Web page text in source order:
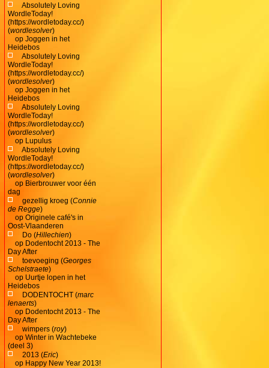
Absolutely Loving
WordleToday!
(https://wordletoday.cc/)
(wordlesolver)
op Joggen in het
Heidebos
Absolutely Loving
WordleToday!
(https://wordletoday.cc/)
(wordlesolver)
op Joggen in het
Heidebos
Absolutely Loving
WordleToday!
(https://wordletoday.cc/)
(wordlesolver)
op Lupulus
Absolutely Loving
WordleToday!
(https://wordletoday.cc/)
(wordlesolver)
op Bierbrouwer voor één
dag
gezellig kroeg (Connie
de Regge)
op Originele café's in
Oost-Vlaanderen
Do (Hillechien)
op Dodentocht 2013 - The
Day After
toevoeging (Georges
Schelstraete)
op Uurtje lopen in het
Heidebos
DODENTOCHT (marc
lenaerts)
op Dodentocht 2013 - The
Day After
wimpers (roy)
op Winter in Wachtebeke
(deel 3)
2013 (Eric)
op Happy New Year 2013!